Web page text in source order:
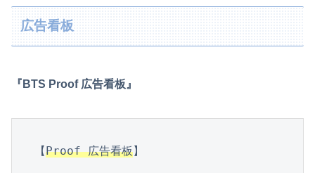
広告看板
『BTS Proof 広告看板』
【Proof 広告看板】